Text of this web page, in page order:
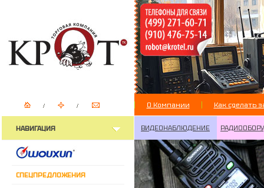
О Компании Как сделать
НАВИГАЦИЯ
СПЕЦПРЕДЛОЖЕНИЯ
ВИДЕОНАБЛЮДЕНИЕ